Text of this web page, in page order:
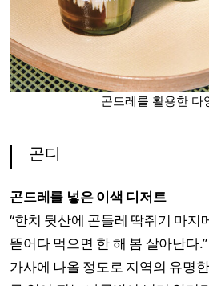
곤드레를 활용한 다
곤디
곤드레를 넣은 이색 디저트
“한치 뒷산에 곤들레 딱쥐기 마지
뜯어다 먹으면 한 해 봄 살아난다
가사에 나올 정도로 지역의 유명